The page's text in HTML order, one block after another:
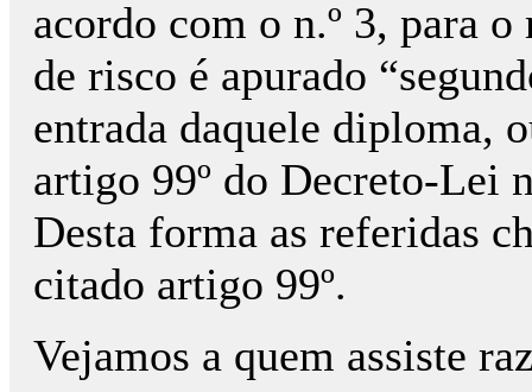
acordo com o n.º 3, para
de risco é apurado
entrada daquele diploma,
artigo 99º do Decreto-Lei
Desta forma as referidas
citado artigo 99º.
Vejamos a quem assiste